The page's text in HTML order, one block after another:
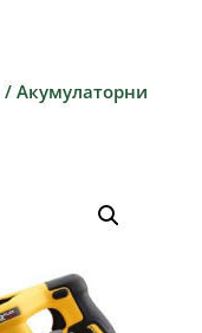
/ Акумулаторни